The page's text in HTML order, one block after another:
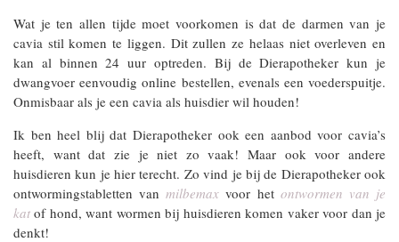
Wat je ten allen tijde moet voorkomen is dat de darmen van je
cavia stil komen te liggen. Dit zullen ze helaas niet overleven en
kan al binnen 24 uur optreden. Bij de Dierapotheker kun je
dwangvoer eenvoudig online bestellen, evenals een voederspuitje.
Onmisbaar als je een cavia als huisdier wil houden!
Ik ben heel blij dat Dierapotheker ook een aanbod voor cavia’s
heeft, want dat zie je niet zo vaak! Maar ook voor andere
huisdieren kun je hier terecht. Zo vind je bij de Dierapotheker ook
ontwormingstabletten vanmilbemax voor het ontwormen van je
kat of hond, want wormen bij huisdieren komen vaker voor dan je
denkt!